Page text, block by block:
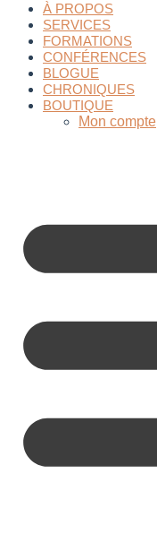
À PROPOS
SERVICES
FORMATIONS
CONFÉRENCES
BLOGUE
CHRONIQUES
BOUTIQUE
Mon compte